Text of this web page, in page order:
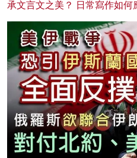
承文言文之美？ 日常寫作如何